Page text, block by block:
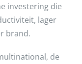
investering die
lager
brand.
de